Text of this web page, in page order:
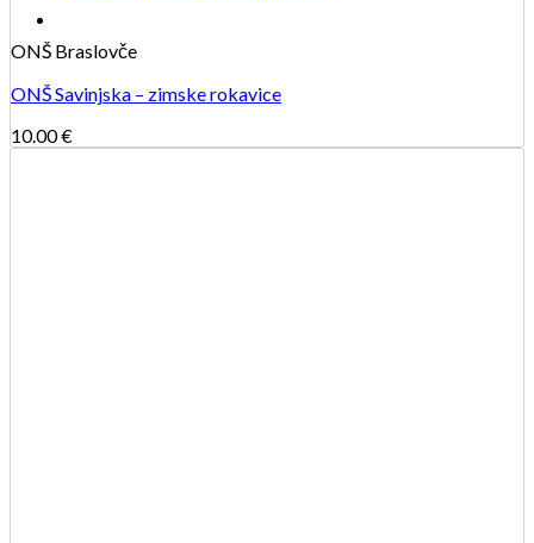
ONŠ Braslovče
ONŠ Savinjska – zimske rokavice
10.00€